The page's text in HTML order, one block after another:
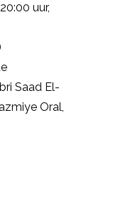
uur,
Saad El-
Oral,